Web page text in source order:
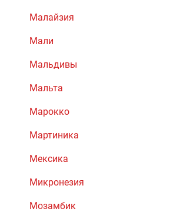
Малайзия
Мали
Мальдивы
Мальта
Марокко
Мартиника
Мексика
Микронезия
Мозамбик